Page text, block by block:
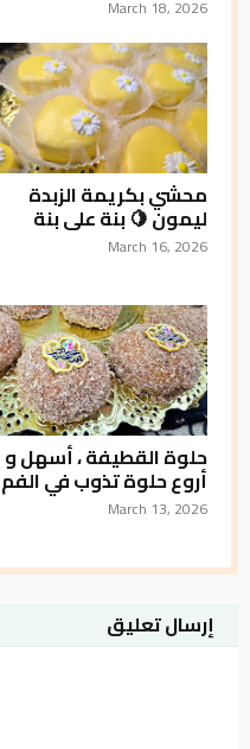
March 18, 2026
محشي بكريمة الزبدة
ليمون 🍋 بنة على بنة
March 16, 2026
حلوة القطيفة ، أسهل و
أروع حلوة تذوب في الفم
March 13, 2026
إرسال تعليق